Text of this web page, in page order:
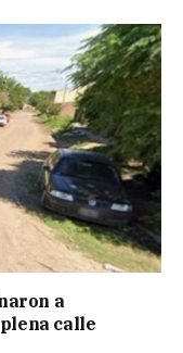
a
calle